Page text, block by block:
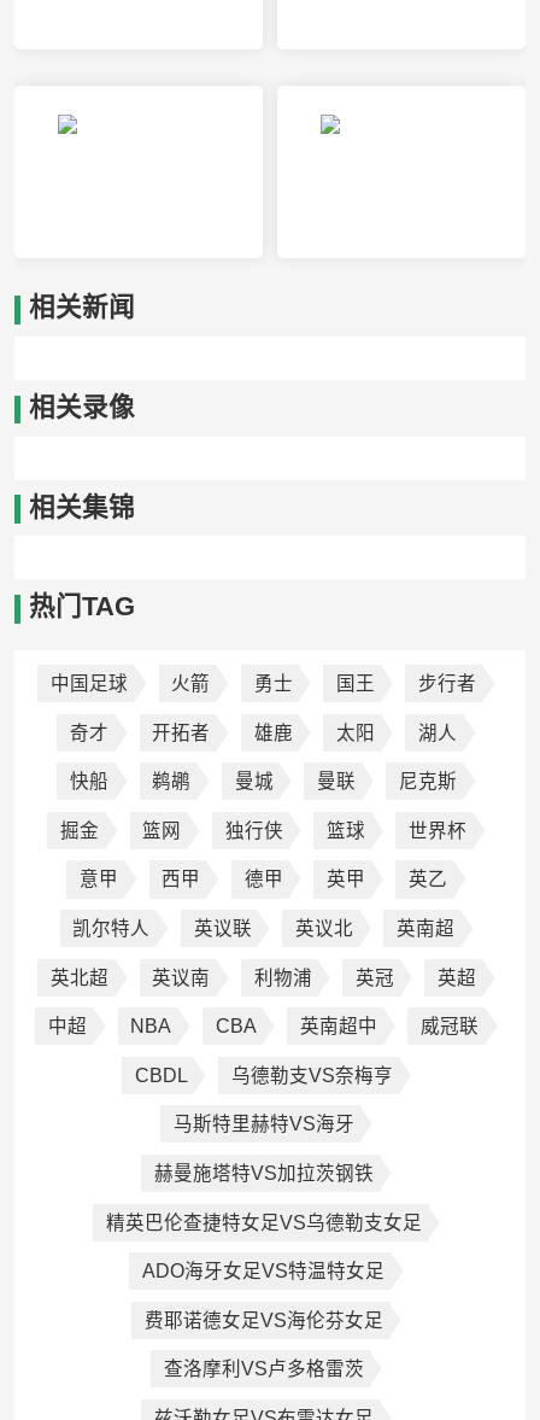
相关新闻
相关录像
相关集锦
热门TAG
中国足球 火箭 勇士 国王 步行者
奇才 开拓者 雄鹿 太阳 湖人
快船 鹈鹕 曼城 曼联 尼克斯
掘金 篮网 独行侠 篮球 世界杯
意甲 西甲 德甲 英甲 英乙
凯尔特人 英议联 英议北 英南超
英北超 英议南 利物浦 英冠 英超
中超 NBA CBA 英南超中 威冠联
CBDL 乌德勒支VS奈梅亨
马斯特里赫特VS海牙
赫曼施塔特VS加拉茨钢铁
精英巴伦查捷特女足VS乌德勒支女足
ADO海牙女足VS特温特女足
费耶诺德女足VS海伦芬女足
查洛摩利VS卢多格雷茨